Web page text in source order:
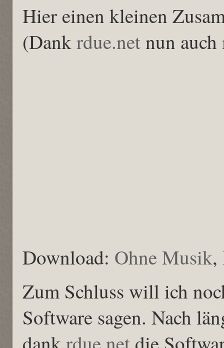
Hier einen kleinen
(Dankrdue.netnun
Download: Ohne Musik,
Zum Schluss will ich
Software sagen. Nach